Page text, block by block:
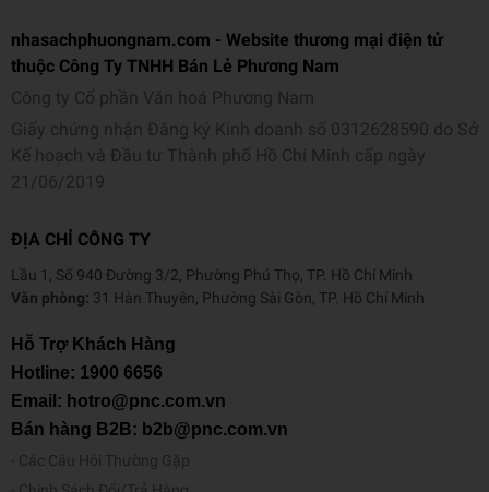
nhasachphuongnam.com - Website thương mại điện tử
thuộc Công Ty TNHH Bán Lẻ Phương Nam
Công ty Cổ phần Văn hoá Phương Nam
Giấy chứng nhận Đăng ký Kinh doanh số 0312628590 do Sở
Kế hoạch và Đầu tư Thành phố Hồ Chí Minh cấp ngày
21/06/2019
ĐỊA CHỈ CÔNG TY
Lầu 1, Số 940 Đường 3/2, Phường Phú Thọ, TP. Hồ Chí Minh
Văn phòng: 31 Hàn Thuyên, Phường Sài Gòn, TP. Hồ Chí Minh
Hỗ Trợ Khách Hàng
Hotline: 1900 6656
Email: hotro@pnc.com.vn
Bán hàng B2B: b2b@pnc.com.vn
Các Câu Hỏi Thường Gặp